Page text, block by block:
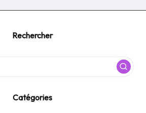
Rechercher
Catégories